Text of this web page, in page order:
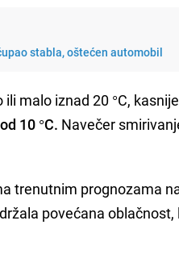
stabla, oštećen automobil
malo iznad 20 °C,
10 °C. Navečer
trenutnim prognozama
povećana oblačnost,